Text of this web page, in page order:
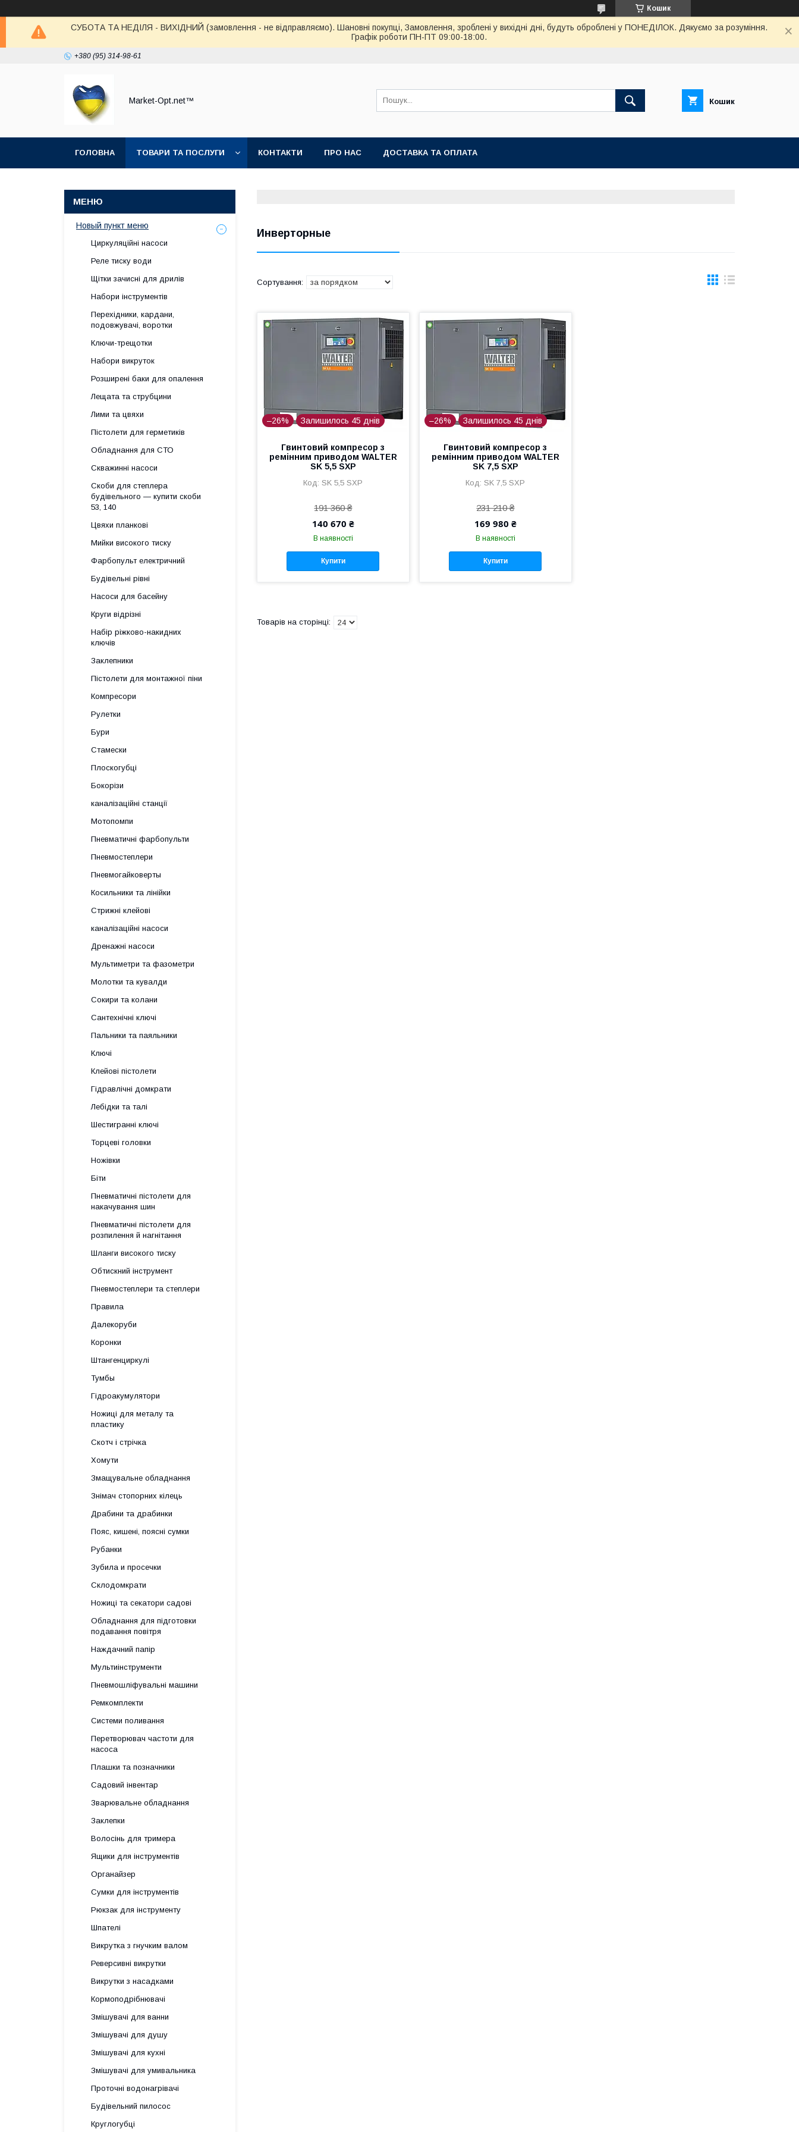
Кошик
СУБОТА ТА НЕДІЛЯ - ВИХІДНИЙ (замовлення - не відправляємо). Шановні покупці, Замовлення, зроблені у вихідні дні, будуть оброблені у ПОНЕДІЛОК. Дякуємо за розуміння.
Графік роботи ПН-ПТ 09:00-18:00.
+380 (95) 314-98-61
Market-Opt.net™ Кошик
ГОЛОВНА ТОВАРИ ТА ПОСЛУГИ КОНТАКТИ ПРО НАС ДОСТАВКА ТА ОПЛАТА
Инверторные
–26% Залишилось 45 днів
Гвинтовий компресор з
ремінним приводом WALTER
SK 5,5 SXP
SK 5,5 SXP
191 360 ₴
140 670 ₴
В наявності
Купити
–26% Залишилось 45 днів
Гвинтовий компресор з
ремінним приводом WALTER
SK 7,5 SXP
SK 7,5 SXP
231 210 ₴
169 980 ₴
В наявності
Купити
Новый пункт меню
Циркуляційні насоси
Реле тиску води
Щітки зачисні для дрилів
Набори інструментів
Перехідники, кардани,
подовжувачі, воротки
Ключи-трещотки
Набори викруток
Розширені баки для опалення
Лещата та струбцини
Лими та цвяхи
Пістолети для герметиків
Обладнання для СТО
Скважинні насоси
Скоби для степлера
будівельного — купити скоби
53, 140
Цвяхи планкові
Мийки високого тиску
Фарбопульт електричний
Будівельні рівні
Насоси для басейну
Круги відрізні
Набір ріжково-накидних
ключів
Заклепники
Пістолети для монтажної піни
Компресори
Рулетки
Бури
Стамески
Плоскогубці
Бокорізи
каналізаційні станції
Мотопомпи
Пневматичні фарбопульти
Пневмостеплери
Пневмогайковерты
Косильники та лінійки
Стрижні клейові
каналізаційні насоси
Дренажні насоси
Мультиметри та фазометри
Молотки та кувалди
Сокири та колани
Сантехнічні ключі
Пальники та паяльники
Ключі
Клейові пістолети
Гідравлічні домкрати
Лебідки та талі
Шестигранні ключі
Торцеві головки
Ножівки
Біти
Пневматичні пістолети для
накачування шин
Пневматичні пістолети для
розпилення й нагнітання
Шланги високого тиску
Обтискний інструмент
Пневмостеплери та степлери
Правила
Далекоруби
Коронки
Штангенциркулі
Тумбы
Гідроакумулятори
Ножиці для металу та
пластику
Скотч і стрічка
Хомути
Змащувальне обладнання
Знімач стопорних кілець
Драбини та драбинки
Пояс, кишені, поясні сумки
Рубанки
Зубила и просечки
Склодомкрати
Ножиці та секатори садові
Обладнання для підготовки
подавання повітря
Наждачний папір
Мультиінструменти
Пневмошліфувальні машини
Ремкомплекти
Системи поливання
Перетворювач частоти для
насоса
Плашки та позначники
Садовий інвентар
Зварювальне обладнання
Заклепки
Волосінь для тримера
Ящики для інструментів
Органайзер
Сумки для інструментів
Рюкзак для інструменту
Шпателі
Викрутка з гнучким валом
Реверсивні викрутки
Викрутки з насадками
Кормоподрібнювачі
Змішувачі для ванни
Змішувачі для душу
Змішувачі для кухні
Змішувачі для умивальника
Проточні водонагрівачі
Будівельний пилосос
Круглогубці